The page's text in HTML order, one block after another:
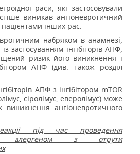
раси, які застосовували
виникав ангіоневротичний
інших рас.
набряком в анамнезі,
застосуванням інгібіторів АПФ,
ризик його виникнення і
АПФ (див. також розділ
АПФ з інгібітором mTOR
сіролімус, еверолімус) може
виникнення ангіоневротичного
під час проведення
алергеном з отрути